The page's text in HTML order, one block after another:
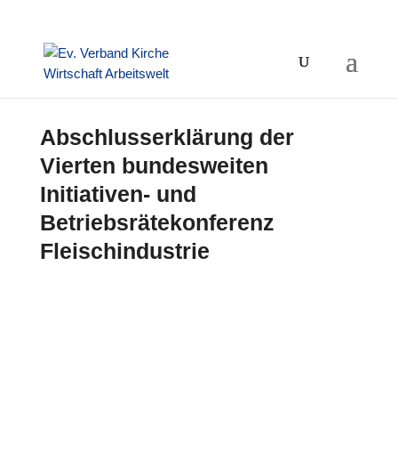
Abschlusserklärung der
Vierten bundesweiten
Initiativen- und
Betriebsrätekonferenz
Fleischindustrie